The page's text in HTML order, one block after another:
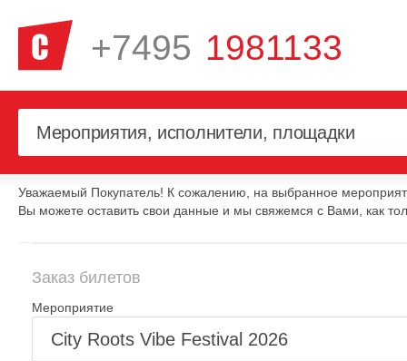
+7495 1981133
Уважаемый Покупатель! К сожалению, на выбранное
Вы можете оставить свои данные и мы свяжемся с Вами, как
Заказ билетов
Мероприятие